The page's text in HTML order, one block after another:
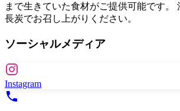
まで生きていた食材がご提供可能です。
長炭でお召し上がりください。
ソーシャルメディア
Instagram